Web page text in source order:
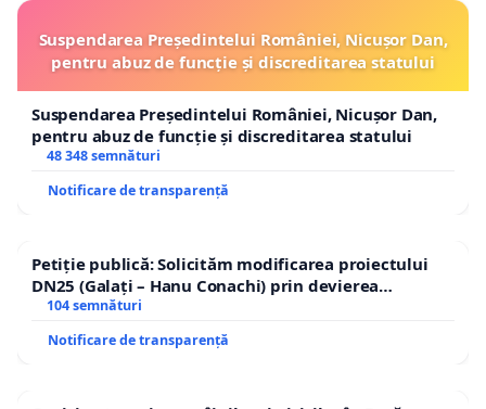
Suspendarea Președintelui României, Nicușor Dan,
pentru abuz de funcție și discreditarea statului
Suspendarea Președintelui României, Nicușor Dan,
pentru abuz de funcție și discreditarea statului
48 348 semnături
Notificare de transparență
Petiție publică: Solicităm modificarea proiectului
DN25 (Galați – Hanu Conachi) prin devierea
traseului în afara localităților!
104 semnături
Notificare de transparență